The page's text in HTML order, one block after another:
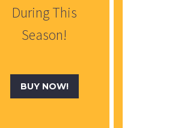
During This
Season!
BUY NOW!